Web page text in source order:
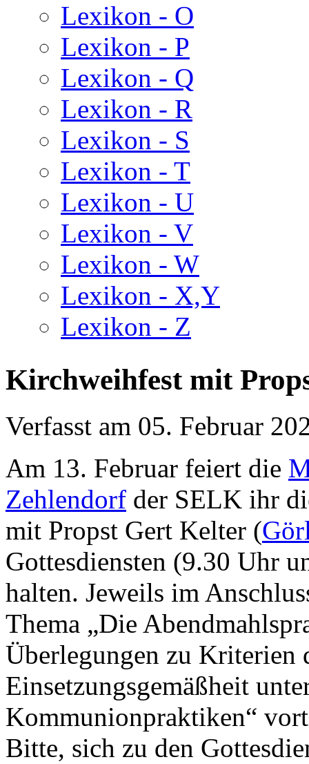
Lexikon - O
Lexikon - P
Lexikon - Q
Lexikon - R
Lexikon - S
Lexikon - T
Lexikon - U
Lexikon - V
Lexikon - W
Lexikon - X,Y
Lexikon - Z
Kirchweihfest mit
Verfasst am 05. Februar
Am 13. Februar feiert die
Zehlendorf der SELK ihr
mit Propst Gert Kelter (
Gottesdiensten (9.30 Uhr
halten. Jeweils im
Thema „Die
Überlegungen zu Kriterien
Einsetzungsgemäßheit
Kommunionpraktiken“
Bitte, sich zu den